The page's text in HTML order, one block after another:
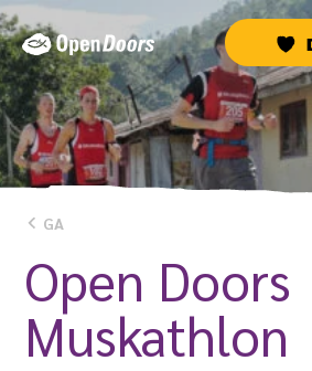
Ga
naar
de
inhoud
GA
Open Doors
Muskathlon